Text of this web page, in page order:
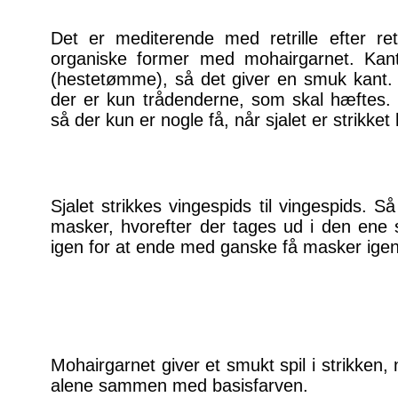
Det er mediterende med retrille efter
organiske former med mohairgarnet.
(hestetømme), så det giver en smuk
der er kun trådenderne, som skal hæftes.
så der kun er nogle få, når sjalet er
Sjalet strikkes vingespids til vingespids.
masker, hvorefter der tages ud i den ene
igen for at ende med ganske få masker
Mohairgarnet giver et smukt spil i strikken,
alene sammen med basisfarven.